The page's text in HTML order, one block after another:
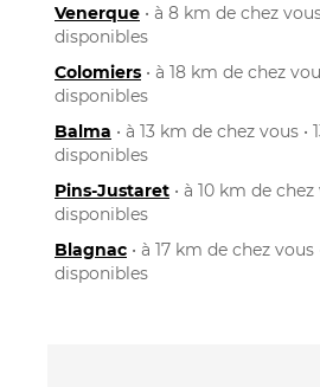
Venerque • à 8 km de chez
disponibles
Colomiers • à 18 km de chez
disponibles
Balma • à 13 km de chez vous
disponibles
Pins-Justaret • à 10 km de
disponibles
Blagnac • à 17 km de chez
disponibles